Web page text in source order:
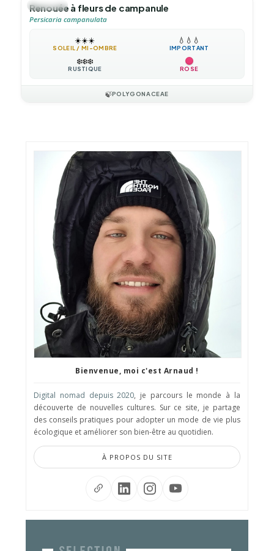
🪴VIVACE
Renouée à fleurs de campanule
Persicaria campanulata
☀️☀️☀️
SOLEIL / MI-OMBRE
💧 💧 💧
IMPORTANT
❄️❄️❄️
RUSTIQUE ROSE
🍃POLYGONACEAE
Bienvenue, moi c'est Arnaud !
Digital nomad depuis 2020, je parcours le monde à la
découverte de nouvelles cultures. Sur ce site, je partage
des conseils pratiques pour adopter un mode de vie plus
écologique et améliorer son bien-être au quotidien.
À PROPOS DU SITE